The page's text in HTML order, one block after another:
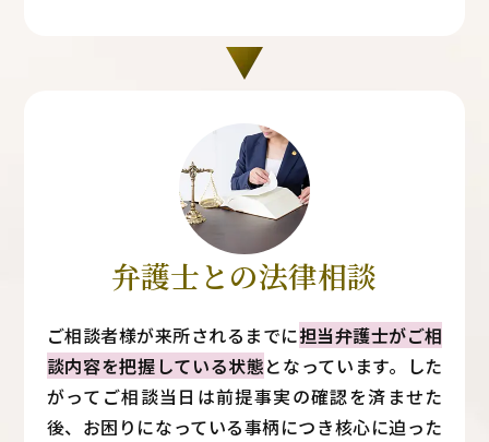
弁護士との法律相談
ご相談者様が来所されるまでに担当弁護士がご相
談内容を把握している状態となっています。した
がってご相談当日は前提事実の確認を済ませた
後、お困りになっている事柄につき核心に迫った